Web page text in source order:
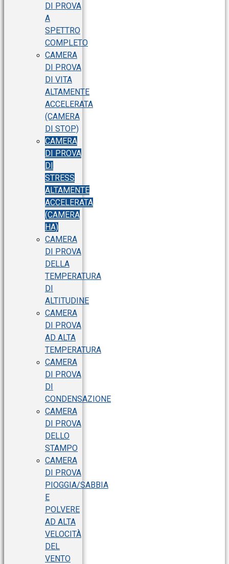
DI PROVA
A
SPETTRO
COMPLETO
CAMERA
DI PROVA
DI VITA
ALTAMENTE
ACCELERATA
(CAMERA
DI STOP)
CAMERA
DI PROVA
DI
STRESS
ALTAMENTE
ACCELERATA
(CAMERA
HA)
CAMERA
DI PROVA
DELLA
TEMPERATURA
DI
ALTITUDINE
CAMERA
DI PROVA
AD ALTA
TEMPERATURA
CAMERA
DI PROVA
DI
CONDENSAZIONE
CAMERA
DI PROVA
DELLO
STAMPO
CAMERA
DI PROVA
PIOGGIA/SABBIA
E
POLVERE
AD ALTA
VELOCITÀ
DEL
VENTO